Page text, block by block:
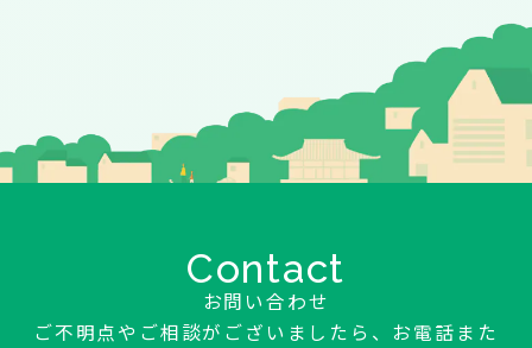
お問い合わせ
Contact
ご不明点やご相談がございましたら、お電話また